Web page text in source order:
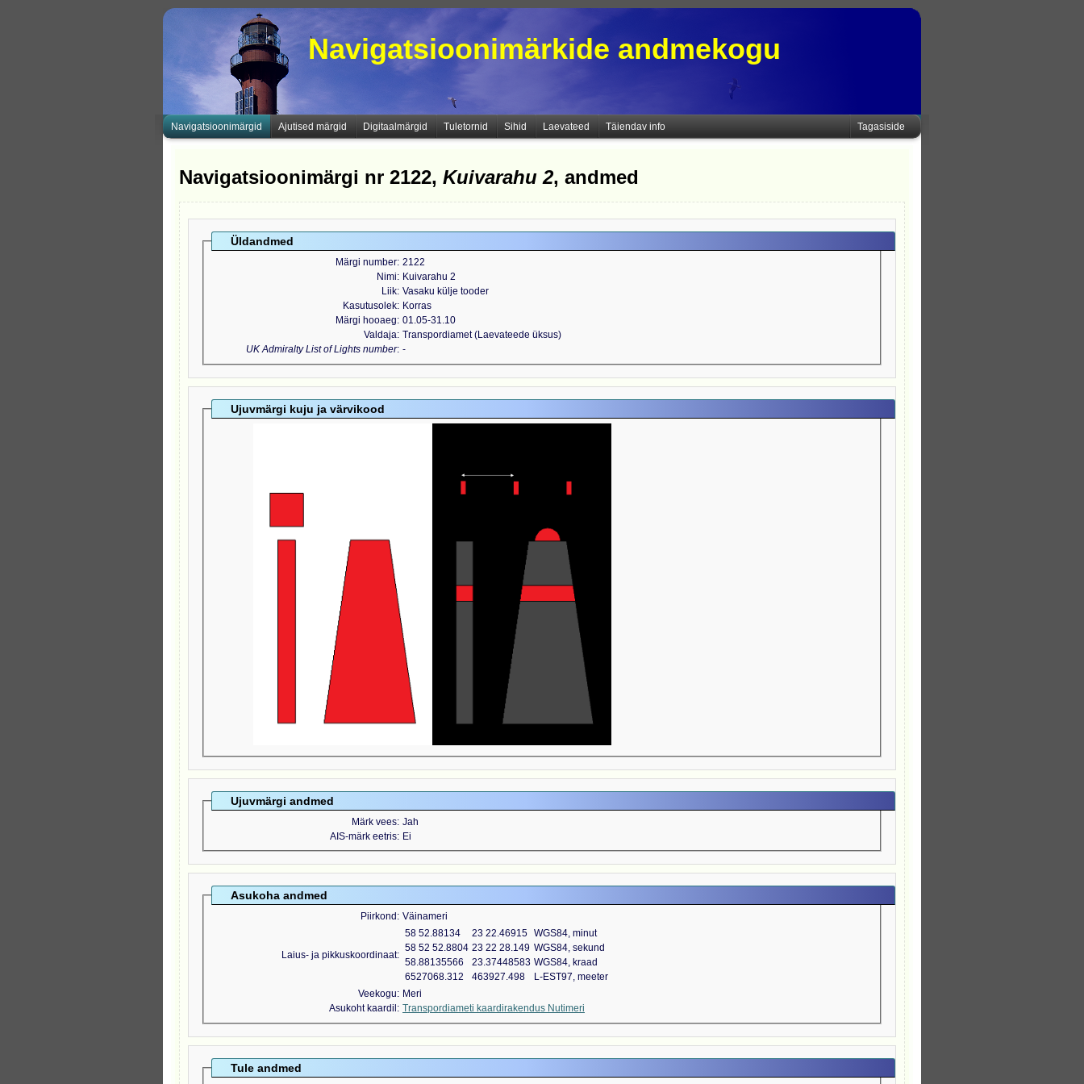
Navigatsioonimärkide andmekogu
Navigatsioonimärgid Ajutised märgid Digitaalmärgid Tuletornid Sihid Laevateed Täiendav info Tagasiside
Navigatsioonimärgi nr 2122, Kuivarahu 2, andmed
Üldandmed
Märgi number 2122
Nimi
Kuivarahu 2
Liik Vasaku külje tooder
Kasutusolek
Korras
Märgi hooaeg 01.05-31.10
Valdaja Transpordiamet (Laevateede üksus)
UK Admiralty List of Lights number -
Ujuvmärgi kuju ja värvikood
Ujuvmärgi andmed
Märk vees Jah
AIS-märk eetris Ei
Asukoha andmed
Piirkond Väinameri
Laius- ja pikkuskoordinaat
58 52.88134 23 22.46915 WGS84, minut
58 52 52.8804 23 22 28.149 WGS84, sekund
58.88135566
23.37448583 WGS84, kraad
6527068.312
463927.498
L-EST97, meeter
Veekogu
Meri
Asukoht kaardil
Transpordiameti kaardirakendus Nutimeri
Tule andmed